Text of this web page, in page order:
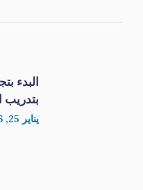
البدء
بتدريب
يناير 25, 2026